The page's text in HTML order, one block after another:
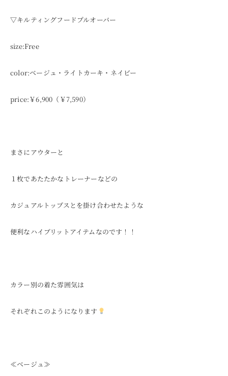
▽キルティングフードプルオーバー
size:Free
color:ベージュ・ライトカーキ・ネイビー
price:￥6,900（￥7,590）
まさにアウターと
１枚であたたかなトレーナーなどの
カジュアルトップスとを掛け合わせたような
便利なハイブリットアイテムなのです！！
カラー別の着た雰囲気は
それぞれこのようになります
≪ベージュ≫